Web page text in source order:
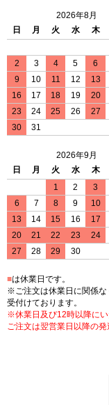
2026年8月
日
月 火 水 木
2
3 4 5 6
9
10 11 12 13
16
17 18 19 20
23
24 25 26 27
30
31
2026年9月
日
月 火 水 木
1
2 3
6
7 8 9 10
13
14 15 16 17
20
21 22 23 24
27
28 29 30
■は休業日です。
※ご注文は休業日に関係な
受付けております。
※休業日及び12時以降に
ご注文は翌営業日以降の発